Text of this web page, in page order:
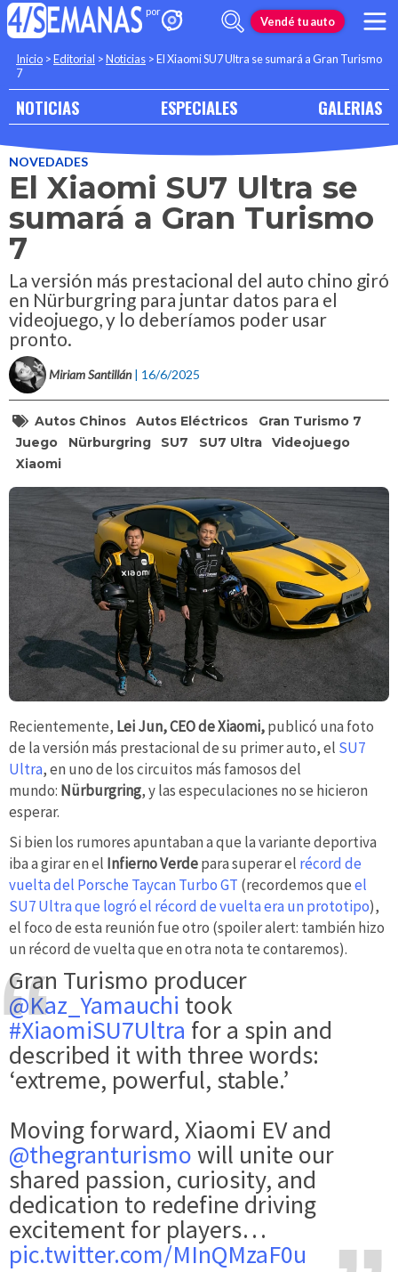
Vendé tu auto
Inicio >Editorial >Noticias >El Xiaomi SU7 Ultra se sumará a Gran Turismo
7
NOTICIAS ESPECIALES GALERIAS
NOVEDADES
El Xiaomi SU7 Ultra se
sumará a Gran Turismo
7
La versión más prestacional del auto chino giró
en Nürburgring para juntar datos para el
videojuego, y lo deberíamos poder usar
pronto.
Miriam Santillán | 16/6/2025
Autos Chinos Autos Eléctricos
Gran Turismo 7
Juego
Nürburgring SU7 SU7 Ultra
Videojuego
Xiaomi
Recientemente, Lei Jun, CEO de Xiaomi,publicó una foto
de la versión más prestacional de su primer auto, el SU7
Ultra, en uno de los circuitos más famosos del
mundo: Nürburgring, y las especulaciones no se hicieron
esperar.
Si bien los rumores apuntaban a que la variante deportiva
iba a girar en el Infierno Verdepara superar el récord de
vuelta del Porsche Taycan Turbo GT (recordemos queel
SU7 Ultra que logró el récord de vuelta era un prototipo),
el foco de esta reunión fue otro (spoiler alert: también hizo
un récord de vuelta que en otra nota te contaremos).
Gran Turismo producer
@Kaz_Yamauchi took
#XiaomiSU7Ultra for a spin and
described it with three words:
‘extreme, powerful, stable.’
Moving forward, Xiaomi EV and
@thegranturismowill unite our
shared passion, curiosity, and
dedication to redefine driving
excitement for players…
pic.twitter.com/MInQMzaF0u